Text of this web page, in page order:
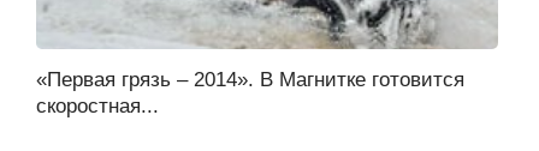
«Первая грязь – 2014». В Магнитке готовится
скоростная...